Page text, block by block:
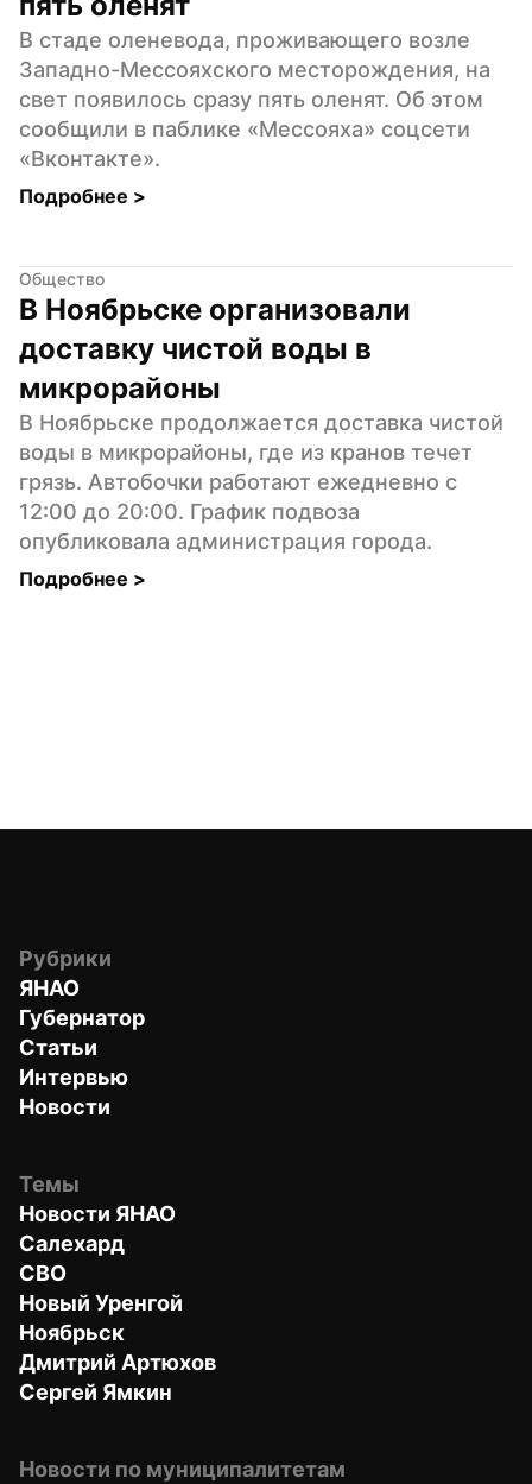
В стаде оленевода, проживающего возле
Западно-Мессояхского месторождения, на
свет появилось сразу пять оленят. Об этом
сообщили в паблике «Мессояха» соцсети
«Вконтакте».
Подробнее >
Общество
В Ноябрьске организовали
доставку чистой воды в
микрорайоны
В Ноябрьске продолжается доставка чистой
воды в микрорайоны, где из кранов течет
грязь. Автобочки работают ежедневно с
12:00 до 20:00. График подвоза
опубликовала администрация города.
Подробнее >
Рубрики
ЯНАО
Губернатор
Статьи
Интервью
Новости
Темы
Новости ЯНАО
Салехард
СВО
Новый Уренгой
Ноябрьск
Дмитрий Артюхов
Сергей Ямкин
Новости по муниципалитетам